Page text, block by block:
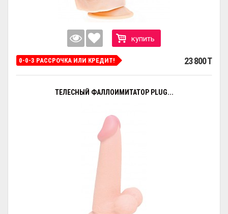
купить
0-0-3 РАССРОЧКА ИЛИ КРЕДИТ! 23 800 T
ТЕЛЕСНЫЙ ФАЛЛОИМИТАТОР PLUG...